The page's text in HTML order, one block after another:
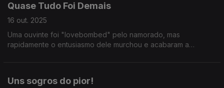
Quase Tudo Foi Demais
16 out. 2025
Uma ouvinte foi "lovebombed" pelo namorado, mas
rapidamente o entusiasmo dele murchou e acabaram a
Uns sogros do pior!